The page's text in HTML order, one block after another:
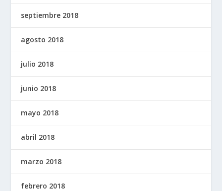
septiembre 2018
agosto 2018
julio 2018
junio 2018
mayo 2018
abril 2018
marzo 2018
febrero 2018